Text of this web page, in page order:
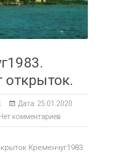
открыток.
Дата: 25.01.2020
комментариев
Кременчуг1983